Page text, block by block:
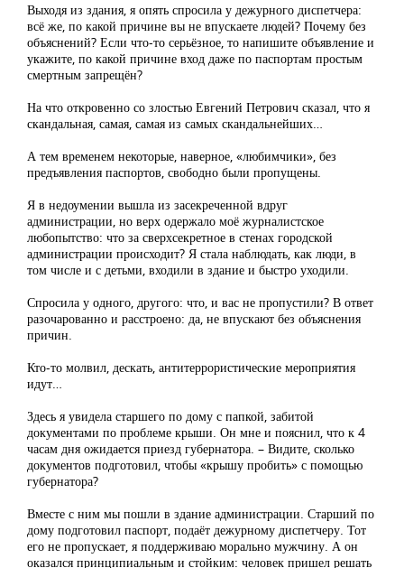
Выходя из здания, я опять спросила у дежурного диспетчера:
всё же, по какой причине вы не впускаете людей? Почему без
объяснений? Если что-то серьёзное, то напишите объявление и
укажите, по какой причине вход даже по паспортам простым
смертным запрещён?
На что откровенно со злостью Евгений Петрович сказал, что я
скандальная, самая, самая из самых скандальнейших…
А тем временем некоторые, наверное, «любимчики», без
предъявления паспортов, свободно были пропущены.
Я в недоумении вышла из засекреченной вдруг
администрации, но верх одержало моё журналистское
любопытство: что за сверхсекретное в стенах городской
администрации происходит? Я стала наблюдать, как люди, в
том числе и с детьми, входили в здание и быстро уходили.
Спросила у одного, другого: что, и вас не пропустили? В ответ
разочарованно и расстроено: да, не впускают без объяснения
причин.
Кто-то молвил, дескать, антитеррористические мероприятия
идут…
Здесь я увидела старшего по дому с папкой, забитой
документами по проблеме крыши. Он мне и пояснил, что к 4
часам дня ожидается приезд губернатора. – Видите, сколько
документов подготовил, чтобы «крышу пробить» с помощью
губернатора?
Вместе с ним мы пошли в здание администрации. Старший по
дому подготовил паспорт, подаёт дежурному диспетчеру. Тот
его не пропускает, я поддерживаю морально мужчину. А он
оказался принципиальным и стойким: человек пришел решать